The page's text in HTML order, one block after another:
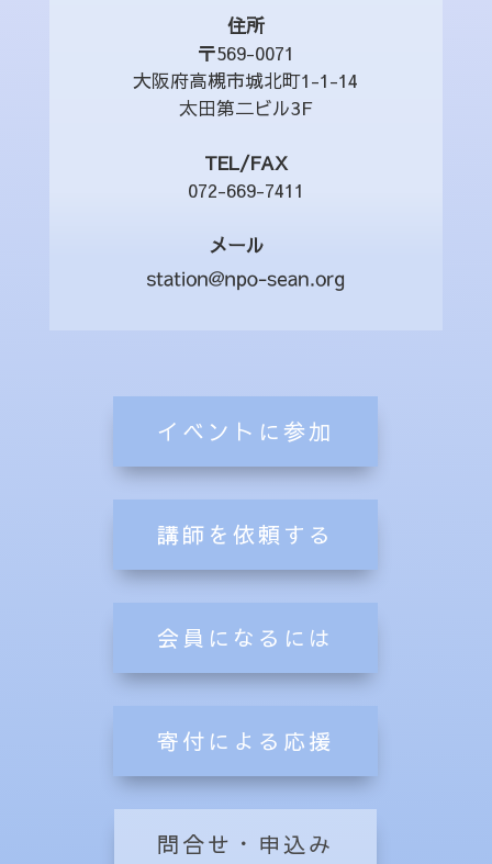
住所
〒569-0071
大阪府高槻市城北町1-1-14
太田第二ビル3F
TEL/FAX
072-669-7411
メール
イベントに参加
講師を依頼する
会員になるには
寄付による応援
問合せ・申込み